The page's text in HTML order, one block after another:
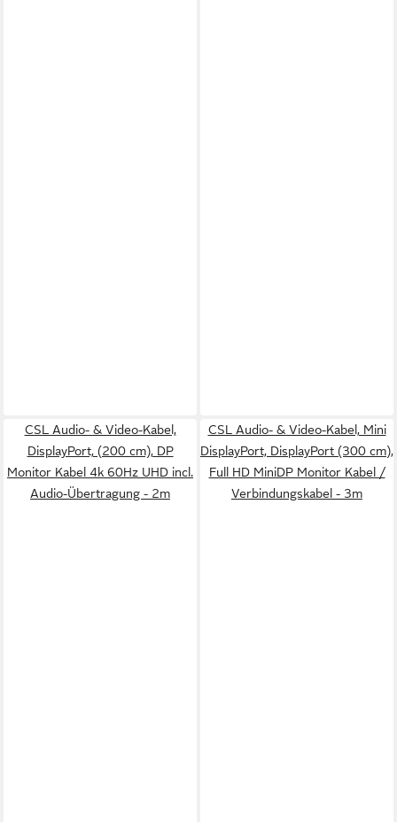
CSL Audio- & Video-Kabel,
DisplayPort, (200 cm), DP
Monitor Kabel 4k 60Hz UHD incl.
Audio-Übertragung - 2m
CSL Audio- & Video-Kabel, Mini
DisplayPort, DisplayPort (300 cm),
Full HD MiniDP Monitor Kabel /
Verbindungskabel - 3m